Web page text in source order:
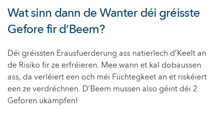
Wat sinn dann de Wanter déi gréisste
Gefore fir d‘Beem?
Déi gréissten Erausfuerderung ass natierlech d’Keelt an
de Risiko fir ze erfréieren. Mee wann et kal dobaussen
ass, da verléiert een och méi Fiichtegkeet an et riskéiert
een ze verdréchnen. D’Beem mussen also géint déi 2
Geforen ukämpfen!